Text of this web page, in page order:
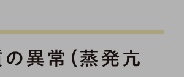
異常（蒸発亢